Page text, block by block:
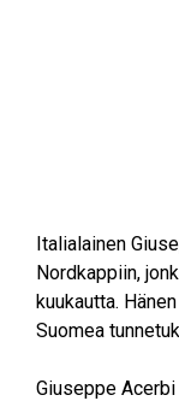
Italialainen
Nordkappiin,
kuukautta.
Suomea
Giuseppe